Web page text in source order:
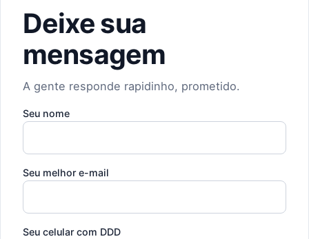
Deixe sua
mensagem
A gente responde rapidinho, prometido.
Seu nome
Seu melhor e-mail
Seu celular com DDD